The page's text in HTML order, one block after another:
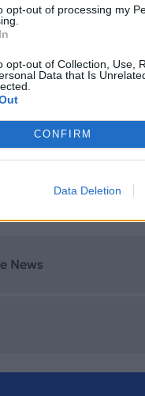
opt-out of processing my
opt-out of Collection, Use,
Data that Is
CONFIRM
Data Deletion
με τοMad.gr,
News